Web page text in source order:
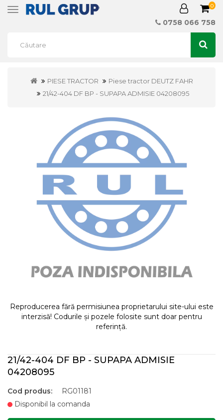
Toggle
0
0758 066 758
PIESE TRACTOR
Piese tractor DEUTZ FAHR
21/42-404 DF BP - SUPAPA ADMISIE 04208095
Reproducerea fără permisiunea proprietarului site-ului este
interzisă! Codurile și pozele folosite sunt doar pentru
referință.
21/42-404 DF BP - SUPAPA ADMISIE
04208095
Cod produs:
RG01181
Disponibil la comanda